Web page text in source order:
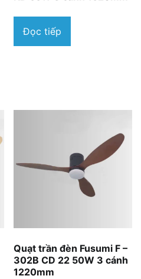
Đọc tiếp
Quạt trần đèn Fusumi F –
302B CD 22 50W 3 cánh
1220mm